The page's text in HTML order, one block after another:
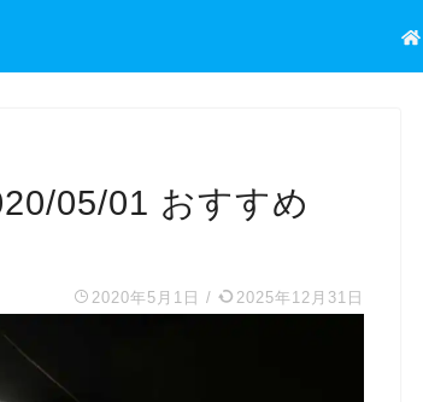
05/01 おすすめ
2020年5月1日 / 2025年12月31日